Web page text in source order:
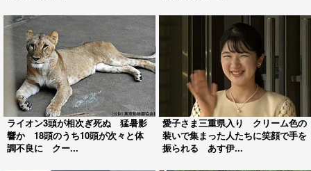
ライオン3頭が相次ぎ死ぬ 猛暑影
響か 18頭のうち10頭が次々と体
調不良に クー...
愛子さま三重県入り クリーム色の
装いで集まった人たちに笑顔で手を
振られる あす伊...